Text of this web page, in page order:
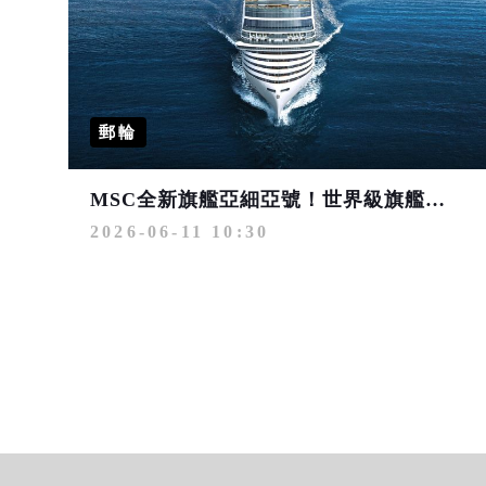
郵輪
MSC全新旗艦亞細亞號！世界級旗艦ｘ地中海經典 最值得期待的歐洲遊輪之旅
2026-06-11 10:30